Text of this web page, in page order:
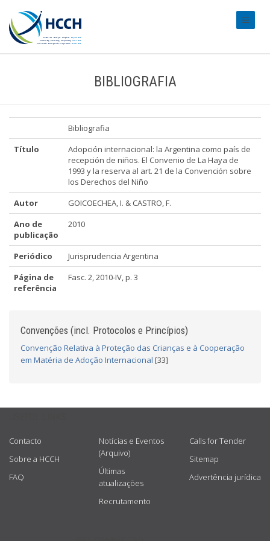
BIBLIOGRAFIA
Bibliografia
Título
Adopción internacional: la Argentina como país de
recepción de niños. El Convenio de La Haya de
1993 y la reserva al art. 21 de la Convención sobre
los Derechos del Niño
Autor
GOICOECHEA, I. & CASTRO, F.
Ano de
publicação
2010
Periódico
Jurisprudencia Argentina
Página de
referência
Fasc. 2, 2010-IV, p. 3
Convenções (incl. Protocolos e Princípios)
Convenção Relativa à Proteção das Crianças e à Cooperação
em Matéria de Adoção Internacional [33]
Contacto
Sobre a HCCH
FAQ
Notícias e Eventos
(Arquivo)
Últimas
atualizações
Recrutamento
Calls for Tender
Sitemap
Advertência jurídica